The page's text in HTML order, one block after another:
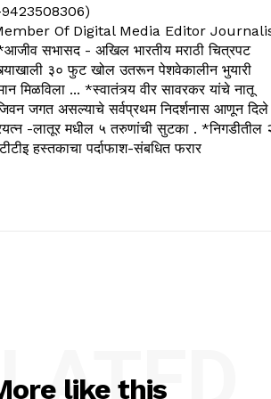
Of Digital Media Editor
सभासद - अखिल भारतीय मराठी चित्रपट
३० फुट खोल उतरून पेशवेकालीन भुयारी
मिळविला ... *स्वातंत्र्य वीर सावरकर यांचे नातू
जगत असल्याचे सर्वप्रथम निदर्शनास आणून दिले
-लातूर मधील ५ तरुणांची सुटका . *निगडीतील
हस्तकाचा पर्दाफाश-संबधित फरार
like this